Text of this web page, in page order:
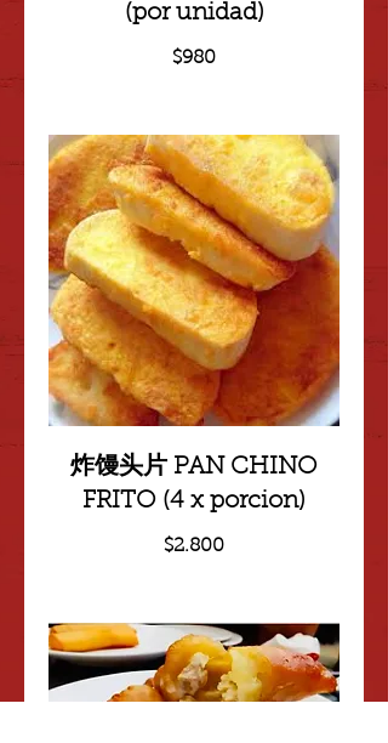
(por unidad)
$980
炸馒头片 PAN CHINO
FRITO (4 x porcion)
$2.800